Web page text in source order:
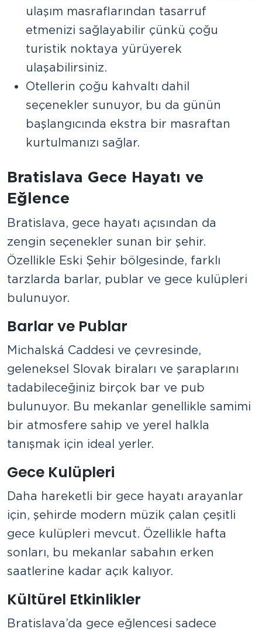
ulaşım masraflarından tasarruf
etmenizi sağlayabilir çünkü çoğu
turistik noktaya yürüyerek
ulaşabilirsiniz.
Otellerin çoğu kahvaltı dahil
seçenekler sunuyor, bu da günün
başlangıcında ekstra bir masraftan
kurtulmanızı sağlar.
Bratislava Gece Hayatı ve
Eğlence
Bratislava, gece hayatı açısından da
zengin seçenekler sunan bir şehir.
Özellikle Eski Şehir bölgesinde, farklı
tarzlarda barlar, publar ve gece kulüpleri
bulunuyor.
Barlar ve Publar
Michalská Caddesi ve çevresinde,
geleneksel Slovak biraları ve şaraplarını
tadabileceğiniz birçok bar ve pub
bulunuyor. Bu mekanlar genellikle samimi
bir atmosfere sahip ve yerel halkla
tanışmak için ideal yerler.
Gece Kulüpleri
Daha hareketli bir gece hayatı arayanlar
için, şehirde modern müzik çalan çeşitli
gece kulüpleri mevcut. Özellikle hafta
sonları, bu mekanlar sabahın erken
saatlerine kadar açık kalıyor.
Kültürel Etkinlikler
Bratislava’da gece eğlencesi sadece